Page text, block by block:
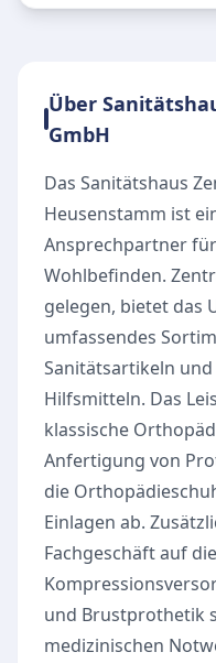
Über
GmbH
Das Sanitätshaus
Heusenstamm ist
Ansprechpartner
Wohlbefinden.
gelegen, bietet das
umfassendes
Sanitätsartikeln
Hilfsmitteln. Das
klassische
Anfertigung von
die
Einlagen ab.
Fachgeschäft auf
und Brustprothetik
medizinischen